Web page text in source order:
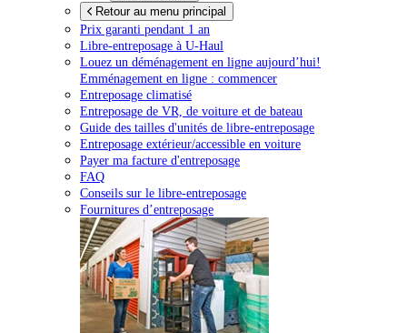
Retour au menu principal
Prix garanti pendant 1 an
Libre-entreposage à U-Haul
Louez un déménagement en ligne aujourd’hui!
Emménagement en ligne : commencer
Entreposage climatisé
Entreposage de VR, de voiture et de bateau
Guide des tailles d'unités de libre-entreposage
Entreposage extérieur/accessible en voiture
Payer ma facture d'entreposage
FAQ
Conseils sur le libre-entreposage
Fournitures d’entreposage